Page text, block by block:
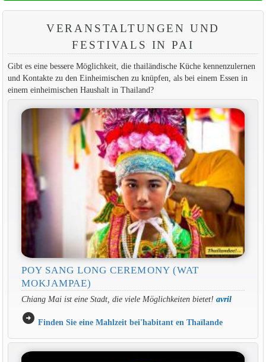
VERANSTALTUNGEN UND
FESTIVALS IN PAI
Gibt es eine bessere Möglichkeit, die thailändische Küche kennenzulernen
und Kontakte zu den Einheimischen zu knüpfen, als bei einem Essen in
einem einheimischen Haushalt in Thailand?
POY SANG LONG CEREMONY (WAT
MOKJAMPAE)
Chiang Mai ist eine Stadt, die viele Möglichkeiten bietet! avril
arrow_circle_right Finden Sie eine Mahlzeit bei'habitant en Thaïlande